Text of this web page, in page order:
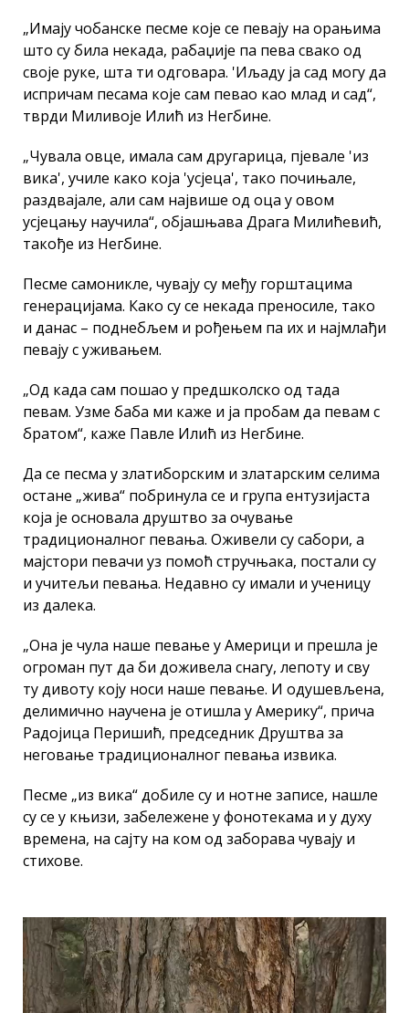
„Имају чобанске песме које се певају на орањима
што су била некада, рабаџије па пева свако од
своје руке, шта ти одговара. 'Иљаду ја сад могу да
испричам песама које сам певао као млад и сад“,
тврди Миливоје Илић из Негбине.
„Чувала овце, имала сам другарица, пјевале 'из
вика', училе како која 'усјеца', тако почињале,
раздвајале, али сам највише од оца у овом
усјецању научила“, објашњава Драга Милићевић,
такође из Негбине.
Песме самоникле, чувају су међу горштацима
генерацијама. Како су се некада преносиле, тако
и данас – поднебљем и рођењем па их и најмлађи
певају с уживањем.
„Од када сам пошао у предшколско од тада
певам. Узме баба ми каже и ја пробам да певам с
братом“, каже Павле Илић из Негбине.
Да се песма у златиборским и златарским селима
остане „жива“ побринула се и група ентузијаста
која је основала друштво за очување
традиционалног певања. Оживели су сабори, а
мајстори певачи уз помоћ стручњака, постали су
и учитељи певања. Недавно су имали и ученицу
из далека.
„Она је чула наше певање у Америци и прешла је
огроман пут да би доживела снагу, лепоту и сву
ту дивоту коју носи наше певање. И одушевљена,
делимично научена је отишла у Америку“, прича
Радојица Перишић, председник Друштва за
неговање традиционалног певања извика.
Песме „из вика“ добиле су и нотне записе, нашле
су се у књизи, забележене у фонотекама и у духу
времена, на сајту на ком од заборава чувају и
стихове.